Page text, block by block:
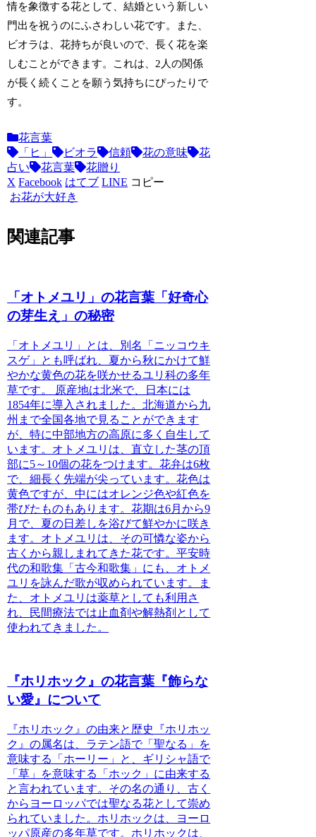
情を象徴する花として、結婚という新しい
門出を祝うのにふさわしい花です。また、
ビオラは、花持ちが良いので、長く花を楽
しむことができます。これは、2人の関係
が長く続くことを願う気持ちにぴったりで
す。
花言葉
「ヒ」
ビオラ 信頼 花の意味
花
占い
花言葉
花贈り
X Facebook はてブ LINE コピー
お花が大好き
関連記事
「オトメユリ」の花言葉「好奇心
の芽生え」の秘密
「オトメユリ」とは、別名「ニッコウキ
スゲ」とも呼ばれ、夏から秋にかけて鮮
やかな黄色の花を咲かせるユリ科の多年
草です。
原産地は北米で、日本には
1854年に導入されました。北海道から九
州まで全国各地で見ることができます
が、特に中部地方の高原に多く自生して
います。オトメユリは、直立した茎の頂
部に5～10個の花をつけます。花弁は6枚
で、細長く先端が尖っています。花色は
黄色ですが、中にはオレンジ色や紅色を
帯びたものもあります。花期は6月から9
月で、夏の日差しを浴びて鮮やかに咲き
ます。オトメユリは、その可憐な姿から
古くから親しまれてきた花です。平安時
代の和歌集「古今和歌集」にも、オトメ
ユリを詠んだ歌が収められています。ま
た、オトメユリは薬草としても利用さ
れ、民間療法では止血剤や解熱剤として
使われてきました。
『ホリホック』の花言葉『飾らな
い愛』について
『ホリホック』の由来と歴史
『ホリホッ
ク』の属名は、ラテン語で「聖なる」を
意味する「ホーリー」と、ギリシャ語で
「草」を意味する「ホック」に由来する
と言われています。その名の通り、古く
からヨーロッパでは聖なる花として崇め
られていました。ホリホックは、ヨーロ
ッパ原産の多年草です。 ホリホックは、